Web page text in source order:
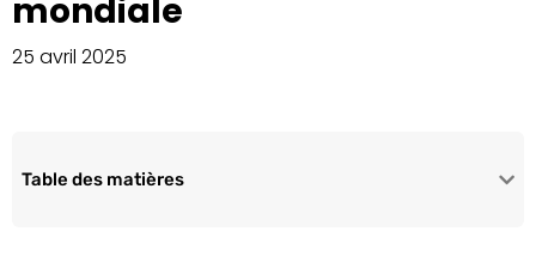
mondiale
25 avril 2025
Table des matières